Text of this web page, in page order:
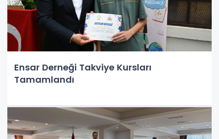
Ensar Derneği Takviye Kursları
Tamamlandı